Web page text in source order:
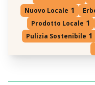
Nuovo Locale 1
Prodotto Locale 1
Pulizia Sostenibile 1